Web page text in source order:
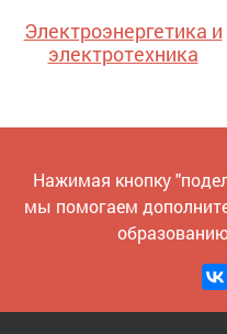
Электроэнергетика и
электротехника
Нажимая кнопку
мы помогаем